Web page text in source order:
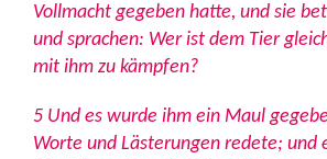
Vollmacht gegeben hatte, und sie
und sprachen: Wer ist dem Tier
mit ihm zu kämpfen?
5 Und es wurde ihm ein Maul
Worte und Lästerungen redete; und